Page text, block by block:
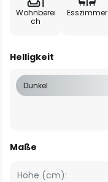
Wohnberei
ch
Esszimmer
Helligkeit
Dunkel
Maße
Höhe (cm):